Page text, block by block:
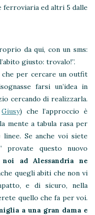
ferroviaria ed altri 5 dalle
da qui, con un sms:
giusto: trovalo!”.
che per cercare un outfit
farsi un’idea in
cercando di realizzarla.
Giusy) che l’approccio è
mente a tabula rasa per
Se anche voi siete
provate questo nuovo
noi ad Alessandria ne
quegli abiti che non vi
e di sicuro, nella
quello che fa per voi.
a una gran dama e